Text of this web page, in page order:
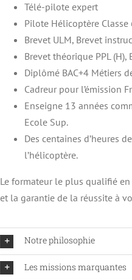
Télé-pilote expert
Pilote Hélicoptère Classe
Brevet ULM, Brevet
Brevet théorique PPL (H),
Diplômé BAC+4 Métiers
Cadreur pour l’émission
Enseigne 13 années
Ecole Sup.
Des centaines d’heures
l’hélicoptère.
Le formateur le plus qualifié
et la garantie de la réussite à
Notre philosophie
Les missions marquantes